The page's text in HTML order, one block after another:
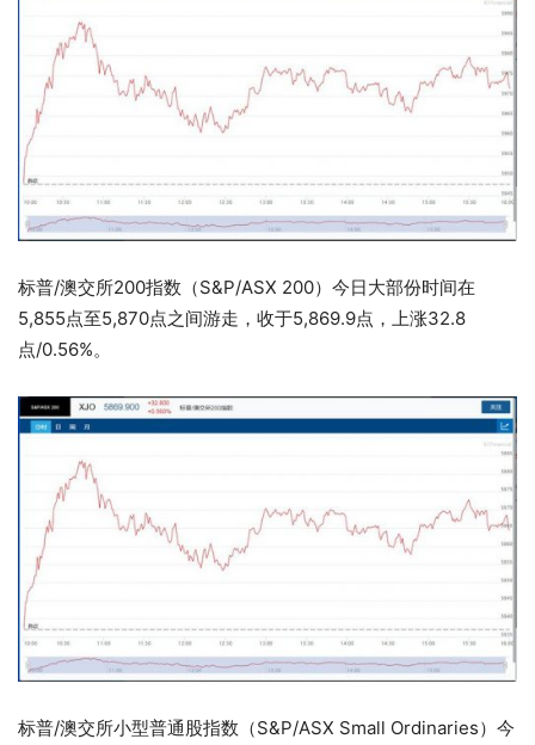
标普/澳交所200指数（S&P/ASX 200）今日大部份时间在
5,855点至5,870点之间游走，收于5,869.9点，上涨32.8
点/0.56%。
标普/澳交所小型普通股指数（S&P/ASX Small Ordinaries）今